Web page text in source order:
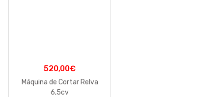
520,00€
Máquina de Cortar Relva
6,5cv